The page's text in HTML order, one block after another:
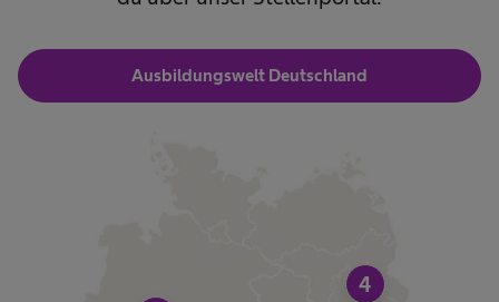
4
Ausbildungswelt Deutschland